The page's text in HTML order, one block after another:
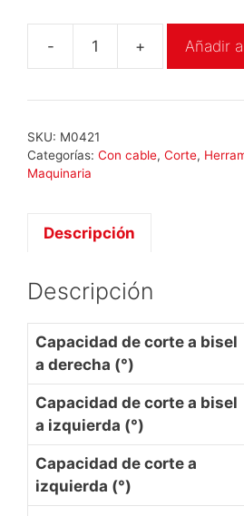
-
Milwaukee
304
cantidad
+ Añadir
SKU: M0421
Categorías: Con cable, Corte,
Maquinaria
Descripción
Descripción
Capacidad de corte a bisel
a derecha (°)
Capacidad de corte a bisel
a izquierda (°)
Capacidad de corte a
izquierda (°)